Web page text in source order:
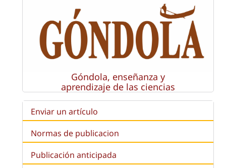
Góndola, enseñanza y
aprendizaje de las ciencias
Enviar un artículo
Normas de publicacion
Publicación anticipada